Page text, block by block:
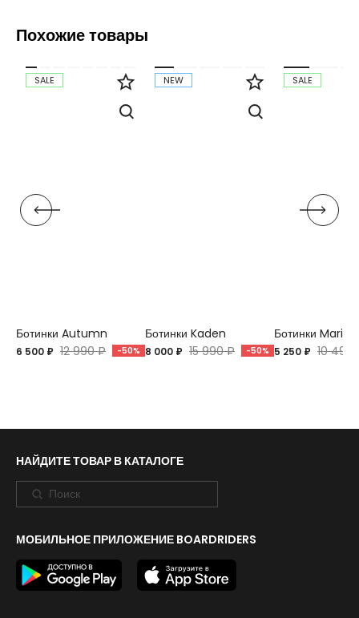
Похожие товары
SALE
Ботинки Autumn
6 500 ₽ 12 990 ₽ -50%
NEW
Ботинки Kaden
8 000 ₽ 15 990 ₽ -50%
SALE
Ботинки Marion
5 250 ₽ 10 499
НАЙДИТЕ ТОВАР В КАТАЛОГЕ
МОБИЛЬНОЕ ПРИЛОЖЕНИЕ BOARDRIDERS